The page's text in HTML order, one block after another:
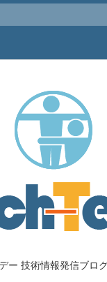
ー 技術情報発信ブロ